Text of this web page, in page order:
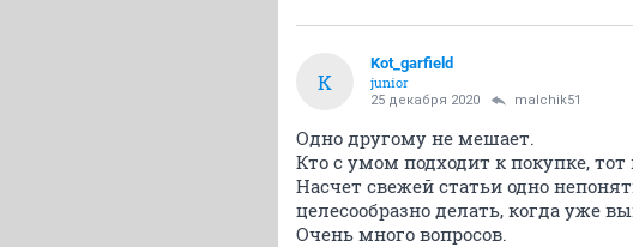
K
Kot_garfield
junior
25 декабря 2020 malchik51
Одно другому не мешает.
Кто с умом подходит к покупке,
Насчет свежей статьи одно
целесообразно делать, когда уже
Очень много вопросов.